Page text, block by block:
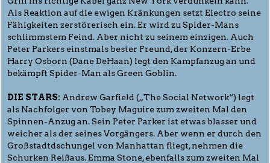
Als Reaktion auf die ewigen Kränkungen setzt Electro seine
Fähigkeiten zerstörerisch ein. Er wird zu Spider-Mans
schlimmstem Feind. Aber nicht zu seinem einzigen. Auch
Peter Parkers einstmals bester Freund, der Konzern-Erbe
Harry Osborn (Dane DeHaan) legt den Kampfanzug an und
bekämpft Spider-Man als Green Goblin.
DIE STARS: Andrew Garfield („The Social Network“) legt
als Nachfolger von Tobey Maguire zum zweiten Mal den
Spinnen-Anzug an. Sein Peter Parker ist etwas blasser und
weicher als der seines Vorgängers. Aber wenn er durch den
Großstadtdschungel von Manhattan fliegt, nehmen die
Schurken Reißaus. Emma Stone, ebenfalls zum zweiten Mal